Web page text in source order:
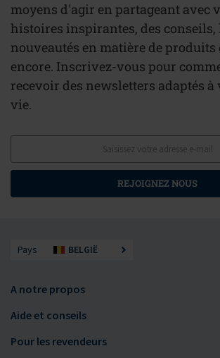
moyens d'agir en partageant avec
histoires inspirantes, des conseils,
nouveautés en matière de produits
encore. Inscrivez-vous pour
recevoir des newsletters adaptés à
vie.
REJOIGNEZ NOUS
Pays BELGIË
A notre propos
Aide et conseils
Pour les revendeurs